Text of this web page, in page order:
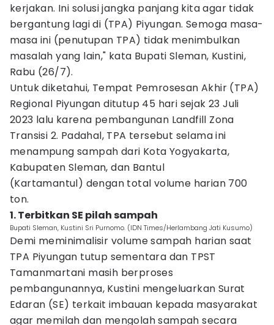
kerjakan. Ini solusi jangka panjang kita agar tidak
bergantung lagi di (TPA) Piyungan. Semoga masa-
masa ini (penutupan TPA) tidak menimbulkan
masalah yang lain," kata Bupati Sleman, Kustini,
Rabu (26/7).
Untuk diketahui, Tempat Pemrosesan Akhir (TPA)
Regional Piyungan ditutup 45 hari sejak 23 Juli
2023 lalu karena pembangunan Landfill Zona
Transisi 2. Padahal, TPA tersebut selama ini
menampung sampah dari Kota Yogyakarta,
Kabupaten Sleman, dan Bantul
(Kartamantul) dengan total volume harian 700
ton.
1. Terbitkan SE pilah sampah
Bupati Sleman, Kustini Sri Purnomo. (IDN Times/Herlambang Jati Kusumo)
Demi meminimalisir volume sampah harian saat
TPA Piyungan tutup sementara dan TPST
Tamanmartani masih berproses
pembangunannya, Kustini mengeluarkan Surat
Edaran (SE) terkait imbauan kepada masyarakat
agar memilah dan mengolah sampah secara